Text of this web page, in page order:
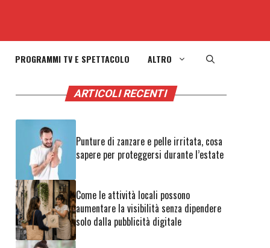
PROGRAMMI TV E SPETTACOLO ALTRO
ARTICOLI RECENTI
Punture di zanzare e pelle irritata, cosa
sapere per proteggersi durante l’estate
Come le attività locali possono
aumentare la visibilità senza dipendere
solo dalla pubblicità digitale